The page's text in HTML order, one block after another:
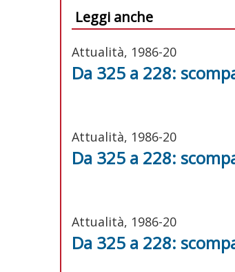
Leggi anche
Attualità, 1986-20
Da 325 a 228:
Attualità, 1986-20
Da 325 a 228:
Attualità, 1986-20
Da 325 a 228: